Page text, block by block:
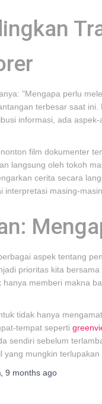
"Mengapa perlu
terbesar saat
informasi, ada
film dokumenter
langsung oleh tokoh
cerita secara
interpretasi masing-
aspek tentang
prioritas kita
hanya memberi makna
tidak hanya
tempat seperti
sendiri sebelum
yang mungkin
9 months ago